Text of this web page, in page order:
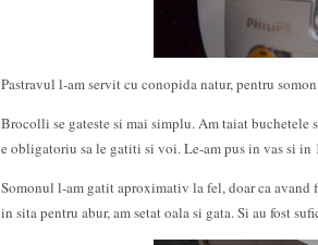
Pastravul l-am servit cu conopida natur, pentru
Brocolli se gateste si mai simplu. Am taiat buchetele
e obligatoriu sa le gatiti si voi. Le-am pus in vas si
Somonul l-am gatit aproximativ la fel, doar ca avand
in sita pentru abur, am setat oala si gata. Si au fost